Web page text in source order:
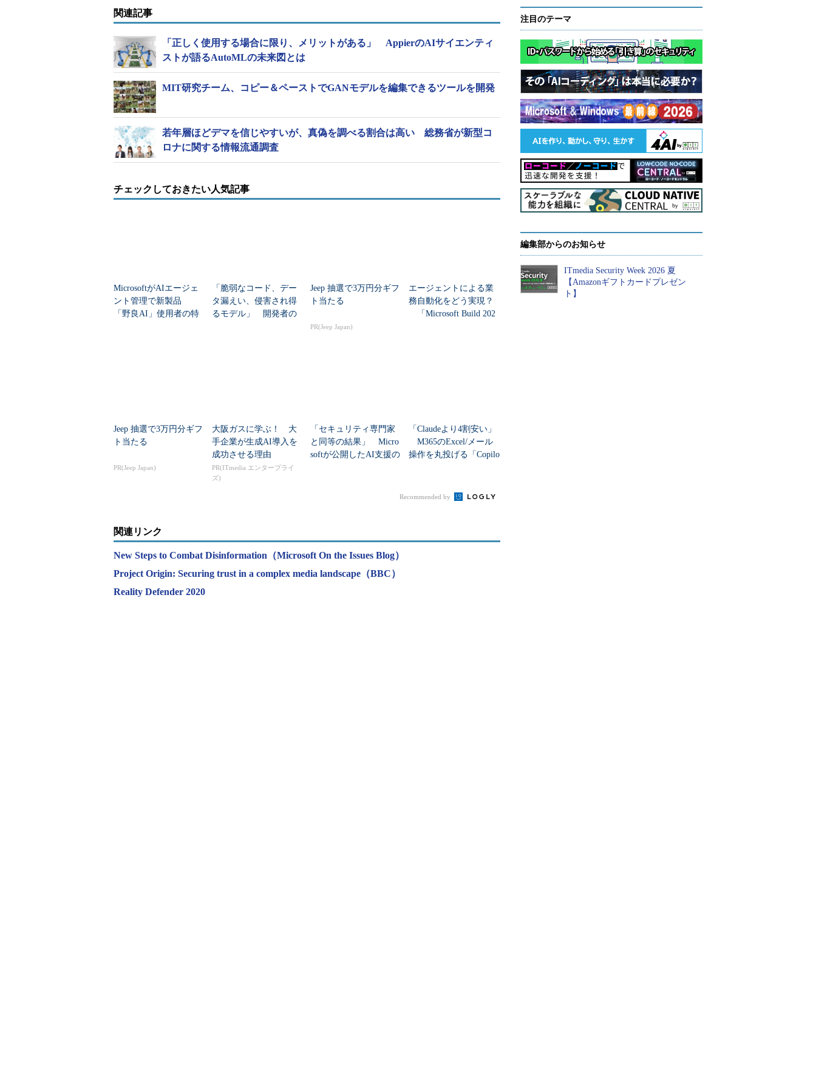
関連記事
「正しく使用する場合に限り、メリットがある」 AppierのAIサイエンティ
ストが語るAutoMLの未来図とは
MIT研究チーム、コピー＆ペーストでGANモデルを編集できるツールを開発
若年層ほどデマを信じやすいが、真偽を調べる割合は高い 総務省が新型コ
ロナに関する情報流通調査
チェックしておきたい人気記事
MicrosoftがAIエージェ
ント管理で新製品
「野良AI」使用者の特
「脆弱なコード、デー
タ漏えい、侵害され得
るモデル」 開発者の
Jeep 抽選で3万円分ギフ
ト当たる
PR(Jeep Japan)
エージェントによる業
務自動化をどう実現？
「Microsoft Build 202
Jeep 抽選で3万円分ギフ
ト当たる
PR(Jeep Japan)
大阪ガスに学ぶ！ 大
手企業が生成AI導入を
成功させる理由
PR(ITmedia エンタープライ
ズ)
「セキュリティ専門家
と同等の結果」 Micro
softが公開したAI支援の
「Claudeより4割安い」
M365のExcel/メール
操作を丸投げる「Copilo
Recommended by
関連リンク
New Steps to Combat Disinformation（Microsoft On the Issues Blog）
Project Origin: Securing trust in a complex media landscape（BBC）
Reality Defender 2020
注目のテーマ
編集部からのお知らせ
ITmedia Security Week 2026 夏
【Amazonギフトカードプレゼン
ト】